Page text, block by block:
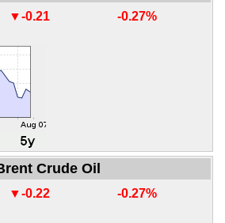
▼-0.21 -0.27%
Crude Oil
▼-0.22 -0.27%